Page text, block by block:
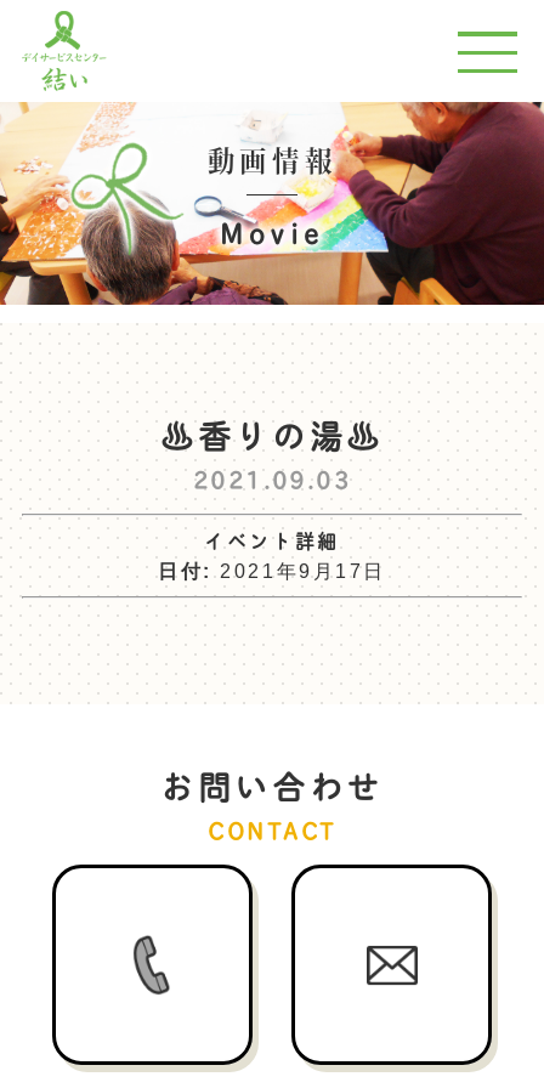
動画情報
Movie
♨香りの湯♨
2021.09.03
イベント詳細
日付: 2021年9月17日
お問い合わせ
CONTACT